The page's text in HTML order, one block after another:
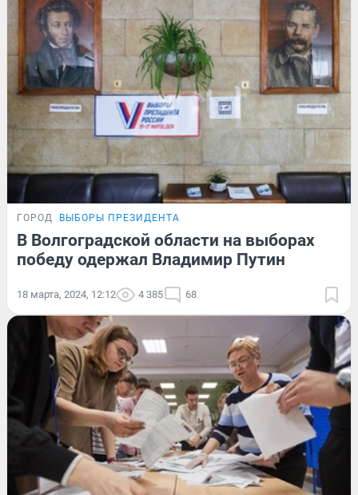
ГОРОД ВЫБОРЫ ПРЕЗИДЕНТА
В Волгоградской области на выборах
победу одержал Владимир Путин
18 марта, 2024, 12:12 4 385 68